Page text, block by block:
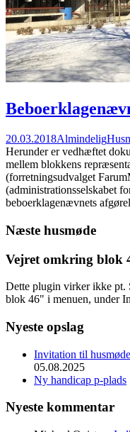
20.03.2018Almindelig
Herunder er vedhæftet
mellem blokkens
(forretningsudvalget
(administrationsselskabet
beboerklagenævnets
Næste husmøde
Vejret omkring blok
Dette plugin virker ikke pt.
blok 46" i menuen, under
Nyeste opslag
Invitation til
05.08.2025
Ny handicap p-plads
Nyeste kommentar